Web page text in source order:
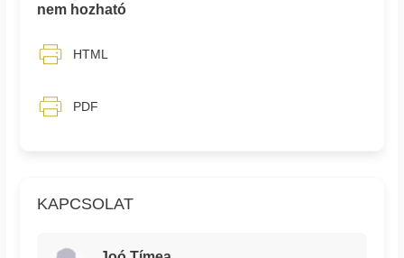
KAPCSOLAT
nem hozható
HTML
PDF